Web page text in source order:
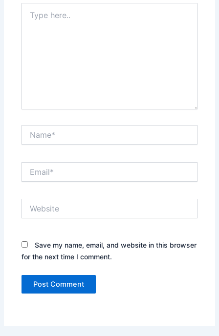
here..
Save my name, email, and website in this browser
for the next time I comment.